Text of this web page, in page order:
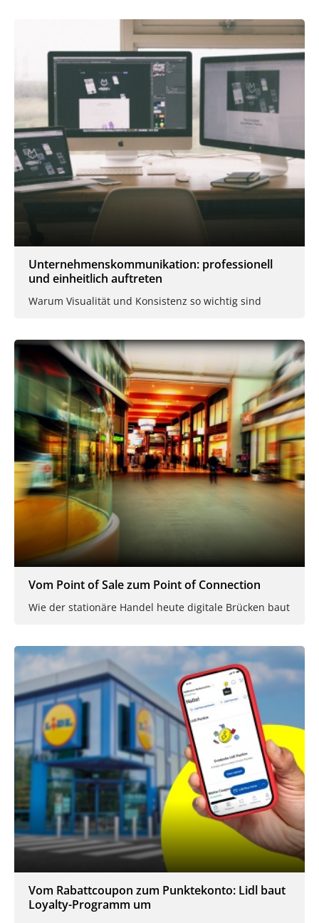
Unternehmenskommunikation: professionell
und einheitlich auftreten
Warum Visualität und Konsistenz so wichtig sind
Vom Point of Sale zum Point of Connection
Wie der stationäre Handel heute digitale Brücken baut
Vom Rabattcoupon zum Punktekonto: Lidl baut
Loyalty-Programm um